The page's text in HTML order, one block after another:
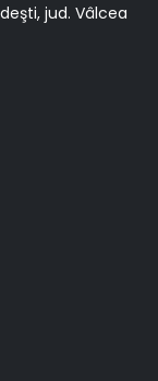
jud. Vâlcea